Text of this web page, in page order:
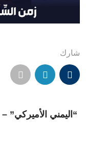
شارك
“اليمني الأميركي”